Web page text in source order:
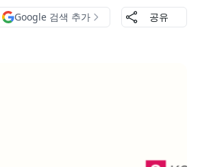
Google 검색 추가 공유